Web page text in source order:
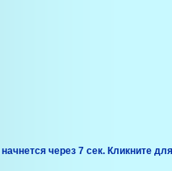
начнется через 6 сек. Кликните